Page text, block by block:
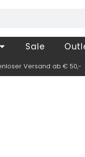
Sale
Versand ab € 50,-